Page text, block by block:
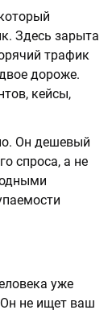
Здесь зарыта
трафик
дороже.
кейсы,
Он дешевый
спроса, а не
уже
Он не ищет ваш